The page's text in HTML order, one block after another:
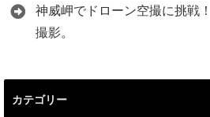
神威岬でドローン空撮に挑戦
撮影。
カテゴリー